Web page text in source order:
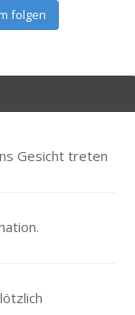
folgen
Gesicht treten